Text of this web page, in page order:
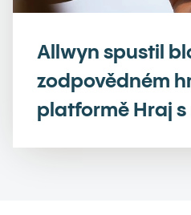
Allwyn spustil
zodpovědném
platformě Hraj s